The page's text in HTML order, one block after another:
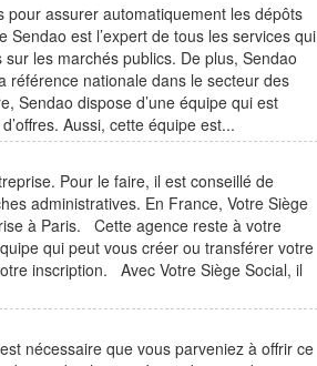
assurer automatiquement les dépôts
Sendao est l’expert de tous les services qui
les marchés publics. De plus, Sendao
référence nationale dans le secteur des
Sendao dispose d’une équipe qui est
Aussi, cette équipe est...
Pour le faire, il est conseillé de
administratives. En France, Votre Siège
à Paris. Cette agence reste à votre
qui peut vous créer ou transférer votre
inscription. Avec Votre Siège Social, il
nécessaire que vous parveniez à offrir ce